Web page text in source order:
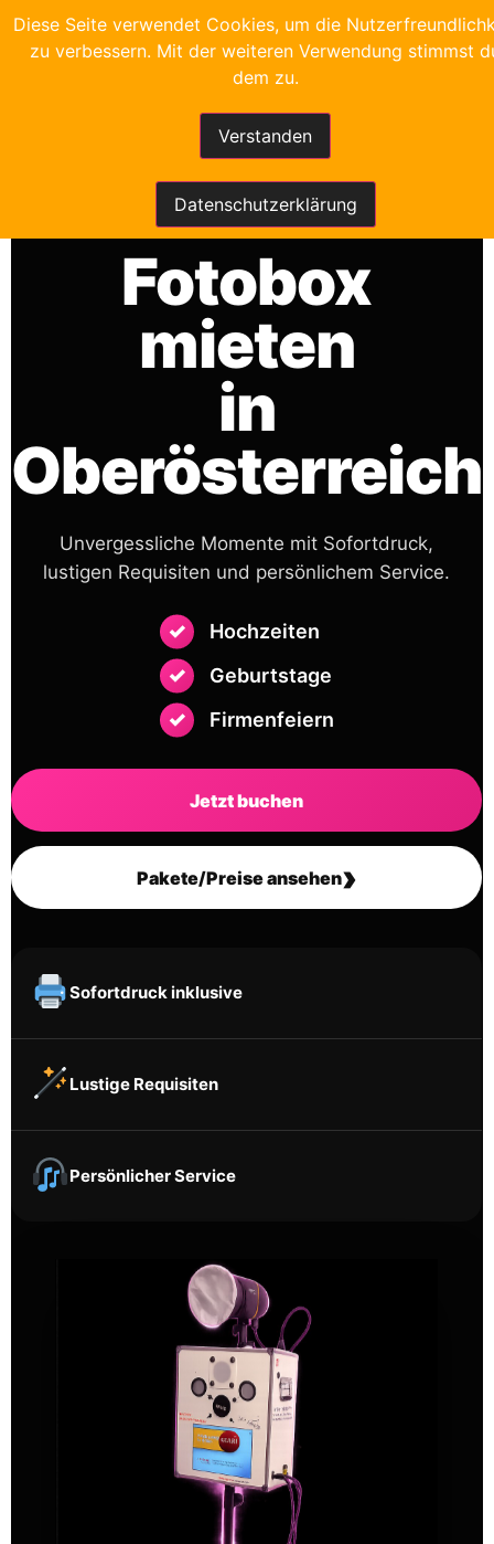
FRANKYS FOTOBOX
Fotobox
mieten
in
Oberösterreich
Unvergessliche Momente mit Sofortdruck,
lustigen Requisiten und persönlichem Service.
Hochzeiten
Geburtstage
Firmenfeiern
Jetzt buchen
Pakete/Preise ansehen›
Sofortdruck inklusive
Lustige Requisiten
Persönlicher Service
Diese Seite verwendet Cookies, um die
zu verbessern. Mit der weiteren Verwendung stimmst
dem zu.
Verstanden
Datenschutzerklärung